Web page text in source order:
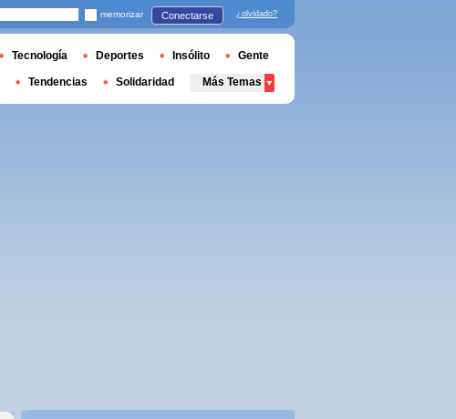
memorizar Conectarse ¿olvidado?
Tecnología Deportes Insólito Gente
Tendencias Solidaridad Más Temas